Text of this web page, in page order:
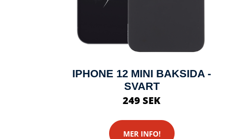
IPHONE 12 MINI BAKSIDA -
SVART
249 SEK
MER INFO!